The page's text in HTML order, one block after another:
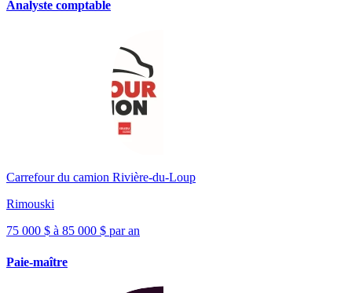
Analyste comptable
Carrefour du camion Rivière-du-Loup
Rimouski
75 000 $ à 85 000 $ par an
Paie-maître